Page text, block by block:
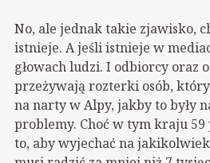
No, ale jednak takie zjawisko,
istnieje. A jeśli istnieje w
głowach ludzi. I odbiorcy oraz
przeżywają rozterki osób,
na narty w Alpy, jakby to były
problemy. Choć w tym kraju 59
to, aby wyjechać na